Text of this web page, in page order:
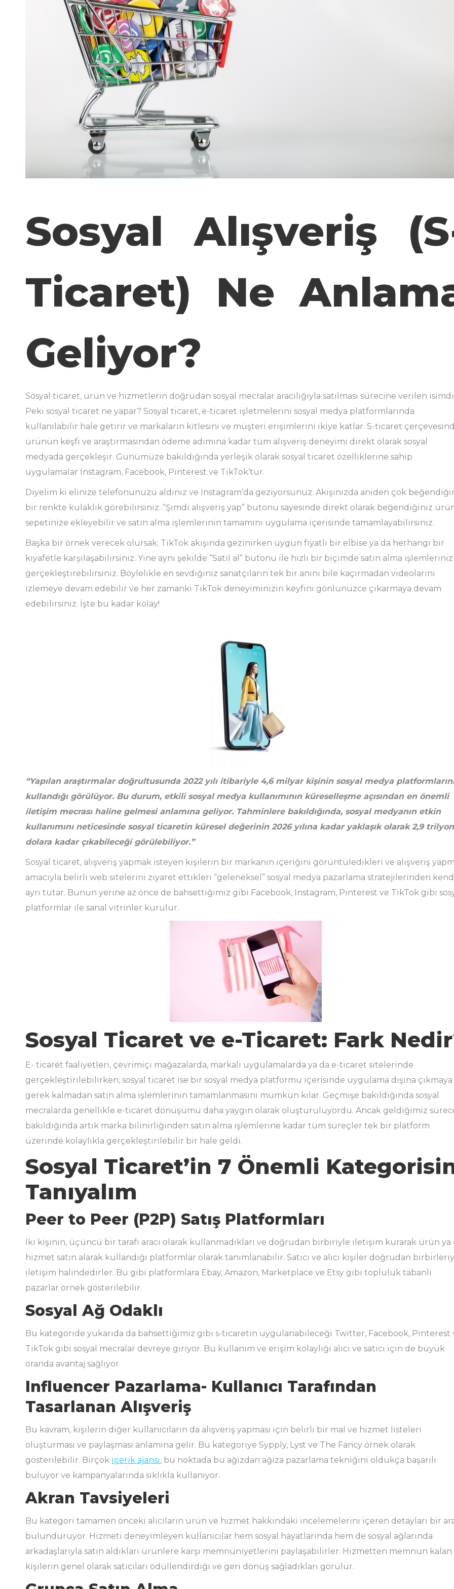
Sosyal Alışveriş
Ticaret) Ne
Geliyor?
Sosyal ticaret, ürün ve hizmetlerin doğrudan sosyal mecralar aracılığıyla satılması sürecine verilen
Peki sosyal ticaret ne yapar? Sosyal ticaret, e-ticaret işletmelerini sosyal medya platformlarında
kullanılabilir hale getirir ve markaların kitlesini ve müşteri erişimlerini ikiye katlar. S-ticaret
ürünün keşfi ve araştırmasından ödeme adımına kadar tüm alışveriş deneyimi direkt olarak sosyal
medyada gerçekleşir. Günümüze bakıldığında yerleşik olarak sosyal ticaret özelliklerine sahip
uygulamalar Instagram, Facebook, Pinterest ve TikTok’tur.
Diyelim ki elinize telefonunuzu aldınız ve Instagram’da geziyorsunuz. Akışınızda aniden çok
bir renkte kulaklık görebilirsiniz. “Şimdi alışveriş yap” butonu sayesinde direkt olarak beğendiğiniz
sepetinize ekleyebilir ve satın alma işlemlerinin tamamını uygulama içerisinde tamamlayabilirsiniz.
Başka bir örnek verecek olursak; TikTok akışında gezinirken uygun fiyatlı bir elbise ya da herhangi bir
kıyafetle karşılaşabilirsiniz. Yine aynı şekilde “Satıl al” butonu ile hızlı bir biçimde satın alma
gerçekleştirebilirsiniz. Böylelikle en sevdiğiniz sanatçıların tek bir anını bile kaçırmadan videolarını
izlemeye devam edebilir ve her zamanki TikTok deneyiminizin keyfini gönlünüzce çıkarmaya devam
edebilirsiniz. İşte bu kadar kolay!
“Yapılan araştırmalar doğrultusunda 2022 yılı itibariyle 4,6 milyar kişinin sosyal medya
kullandığı görülüyor. Bu durum, etkili sosyal medya kullanımının küreselleşme açısından en önemli
iletişim mecrası haline gelmesi anlamına geliyor. Tahminlere bakıldığında, sosyal medyanın etkin
kullanımını neticesinde sosyal ticaretin küresel değerinin 2026 yılına kadar yaklaşık olarak 2,9 trilyon
dolara kadar çıkabileceği görülebiliyor.”
Sosyal ticaret, alışveriş yapmak isteyen kişilerin bir markanın içeriğini görüntüledikleri ve alışveriş
amacıyla belirli web sitelerini ziyaret ettikleri “geleneksel” sosyal medya pazarlama stratejilerinden
ayrı tutar. Bunun yerine az önce de bahsettiğimiz gibi Facebook, Instagram, Pinterest ve TikTok gibi
platformlar ile sanal vitrinler kurulur.
Sosyal Ticaret ve e-Ticaret: Fark
E- ticaret faaliyetleri, çevrimiçi mağazalarda, markalı uygulamalarda ya da e-ticaret sitelerinde
gerçekleştirilebilirken; sosyal ticaret ise bir sosyal medya platformu içerisinde uygulama dışına çıkmaya
gerek kalmadan satın alma işlemlerinin tamamlanmasını mümkün kılar. Geçmişe bakıldığında sosyal
mecralarda genellikle e-ticaret dönüşümü daha yaygın olarak oluşturuluyordu. Ancak geldiğimiz
bakıldığında artık marka bilinirliğinden satın alma işlemlerine kadar tüm süreçler tek bir platform
üzerinde kolaylıkla gerçekleştirilebilir bir hale geldi.
Sosyal Ticaret’in 7 Önemli
Tanıyalım
Peer to Peer (P2P) Satış Platformları
İki kişinin, üçüncü bir tarafı aracı olarak kullanmadıkları ve doğrudan birbiriyle iletişim kurarak ürün ya
hizmet satın alarak kullandığı platformlar olarak tanımlanabilir. Satıcı ve alıcı kişiler doğrudan
iletişim halindedirler. Bu gibi platformlara Ebay, Amazon, Marketplace ve Etsy gibi topluluk tabanlı
pazarlar örnek gösterilebilir.
Sosyal Ağ Odaklı
Bu kategoride yukarıda da bahsettiğimiz gibi s-ticaretin uygulanabileceği Twitter, Facebook, Pinterest
TikTok gibi sosyal mecralar devreye giriyor. Bu kullanım ve erişim kolaylığı alıcı ve satıcı için de büyük
oranda avantaj sağlıyor.
Influencer Pazarlama- Kullanıcı Tarafından
Tasarlanan Alışveriş
Bu kavram, kişilerin diğer kullanıcıların da alışveriş yapması için belirli bir mal ve hizmet listeleri
oluşturması ve paylaşması anlamına gelir. Bu kategoriye Sypply, Lyst ve The Fancy örnek olarak
gösterilebilir. Birçok içerik ajansı, bu noktada bu ağızdan ağıza pazarlama tekniğini oldukça başarılı
buluyor ve kampanyalarında sıklıkla kullanıyor.
Akran Tavsiyeleri
Bu kategori tamamen önceki alıcıların ürün ve hizmet hakkındaki incelemelerini içeren detayları bir
bulunduruyor. Hizmeti deneyimleyen kullanıcılar hem sosyal hayatlarında hem de sosyal ağlarında
arkadaşlarıyla satın aldıkları ürünlere karşı memnuniyetlerini paylaşabilirler. Hizmetten memnun kalan
kişilerin genel olarak satıcıları ödüllendirdiği ve geri dönüş sağladıkları görülür.